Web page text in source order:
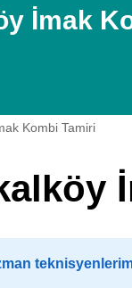
İmak
Kombi Tamiri